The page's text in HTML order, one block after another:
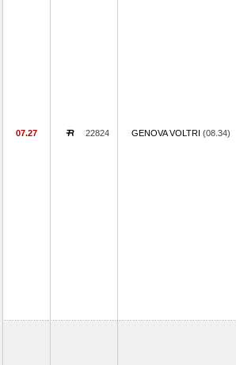
07.27 22824 GENOVA VOLTRI (08.34)